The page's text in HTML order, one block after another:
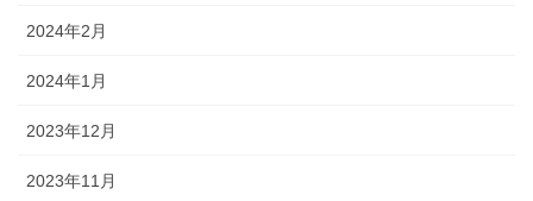
2024年2月
2024年1月
2023年12月
2023年11月